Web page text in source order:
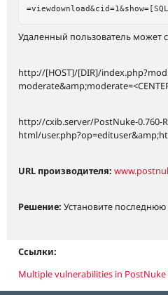
Удаленный пользователь может
http://[HOST]/[DIR]/
http://cxib.server/PostNuke-0.760-
html/
URL производителя:
Решение: Установите последнюю
Ссылки:
Multiple vulnerabilities in PostNuke